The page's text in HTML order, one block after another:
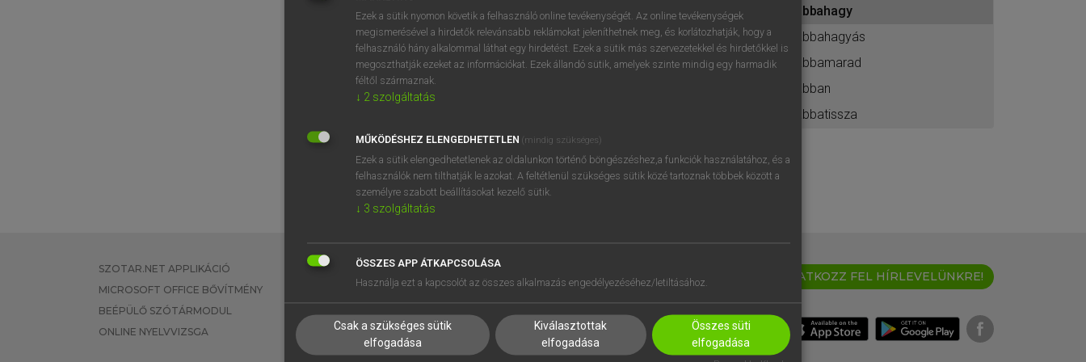
BELÉPÉS
próbaverziójának elindításához
regisztrálok ésbelépek.
REGISZTRÁCIÓ
abbahagy
abbahagyás
abbamarad
abban
abbatissza
SZOTAR.NET APPLIKÁCIÓ
MICROSOFT OFFICE BŐVÍTMÉNY
BEÉPÜLŐ SZÓTÁRMODUL
ONLINE NYELVVIZSGA
EGYÉNI FELHASZNÁLÓKNAK
TANULÓKNAK
VÁLLALATI MEGOLDÁSOK
SÚGÓ
RÓLUNK
SÜTI BEÁLLÍTÁSOK
IRATKOZZ FEL HÍRLEVELÜNKRE!
Ezek a sütik nyomon követik a felhasználó online tevékenységét. Az online tevékenységek
megismerésével a hirdetők relevánsabb reklámokat jeleníthetnek meg, és korlátozhatják, hogy a
felhasználó hány alkalommal láthat egy hirdetést. Ezek a sütik más szervezetekkel és hirdetőkkel is
megoszthatják ezeket az információkat. Ezek állandó sütik, amelyek szinte mindig egy harmadik
féltől származnak.
↓ 2 szolgáltatás
MŰKÖDÉSHEZ ELENGEDHETETLEN (mindig szükséges)
Ezek a sütik elengedhetetlenek az oldalunkon történő böngészéshez,a funkciók használatához, és a
felhasználók nem tilthatják le azokat. A feltétlenül szükséges sütik közé tartoznak többek között a
személyre szabott beállításokat kezelő sütik.
↓ 3 szolgáltatás
ÖSSZES APP ÁTKAPCSOLÁSA
Használja ezt a kapcsolót az összes alkalmazás engedélyezéséhez/letiltásához.
Csak a szükséges sütik
elfogadása
Kiválasztottak
elfogadása
Összes süti
elfogadása